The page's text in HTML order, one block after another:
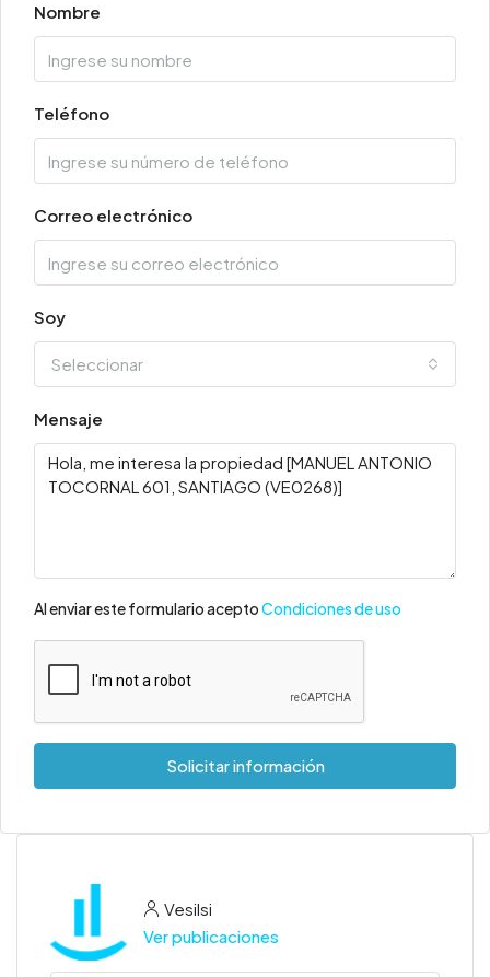
Nombre
Teléfono
Correo electrónico
Soy
Seleccionar
Mensaje
Al enviar este formulario aceptoCondiciones de uso
Solicitar información
Vesilsi
Ver publicaciones